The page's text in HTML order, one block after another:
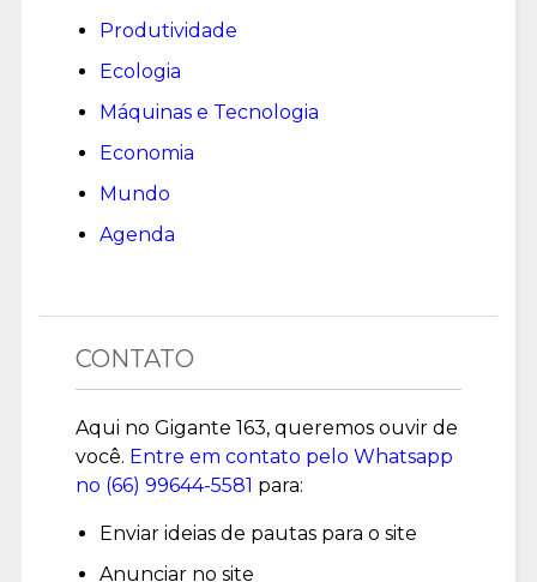
Produtividade
Ecologia
Máquinas e Tecnologia
Economia
Mundo
Agenda
CONTATO
Aqui no Gigante 163, queremos ouvir de
você. Entre em contato pelo Whatsapp
no (66) 99644-5581 para:
Enviar ideias de pautas para o site
Anunciar no site